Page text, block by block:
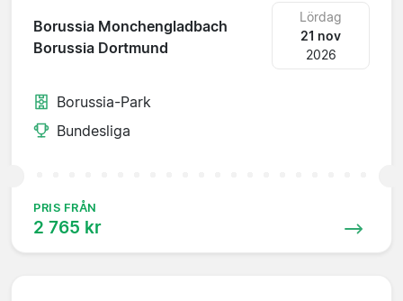
Borussia Monchengladbach
Borussia Dortmund
Lördag
21 nov
2026
Borussia-Park
Bundesliga
PRIS FRÅN
2 765 kr